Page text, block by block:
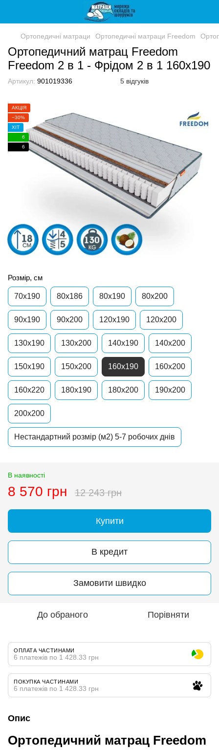
Ортопедичні матраци Ортопедичні матраци Freedom
Ортопедичний матрац Freedom
Freedom 2 в 1 - Фрідом 2 в 1 160x190
Артикул: 901019336 5 відгуків
АКЦІЯ
−30%
ХІТ
6
6
Розмір, см
70x190 80x186 80x190 80x200
90x190 90x200 120x190 120x200
130х190 130x200 140x190 140x200
150x190 150x200 160x190 160x200
160x220 180x190 180x200 190х200
200x200
Нестандартний розмір (м2) 5-7 робочих днів
В наявності
8 570 грн 12 243 грн
Купити
В кредит
Замовити швидко
До обраного Порівняти
ОПЛАТА ЧАСТИНАМИ
6 платежів по 1 428.33 грн
ПОКУПКА ЧАСТИНАМИ
6 платежів по 1 428.33 грн
Опис
Ортопедичний матрац Freedom